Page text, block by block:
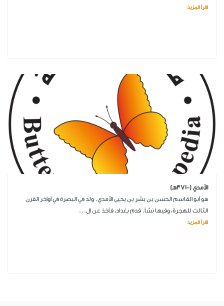
اقرأ المزيد
الآمدي (-371هـ)
هو أبو القاسم الحسن بن بشر بن يحيى الآمدي. ولد في البصرة في أواخر القرن
الثالث للهجرة، وفيها نشأ. قدم بغداد، فأخذ عن ال...
اقرأ المزيد